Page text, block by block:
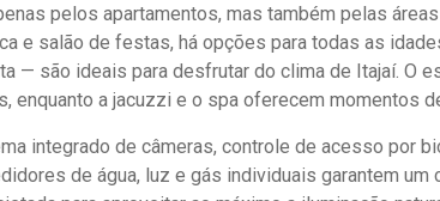
pelos apartamentos, mas também pelas
e salão de festas, há opções para todas as
— são ideais para desfrutar do clima de Itajaí. O
enquanto a jacuzzi e o spa oferecem momentos
integrado de câmeras, controle de acesso por
de água, luz e gás individuais garantem um